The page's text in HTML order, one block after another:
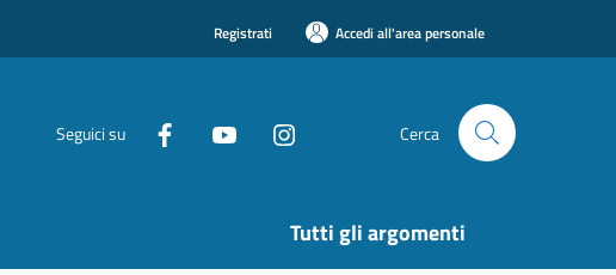
Registrati Accedi all'area personale
Seguici su Cerca
Tutti gli argomenti